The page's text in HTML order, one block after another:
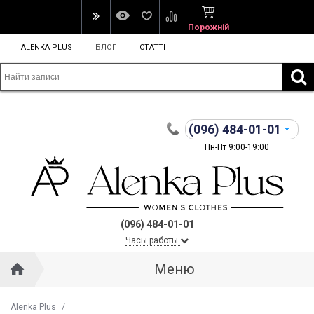
Порожній
ALENKA PLUS БЛОГ СТАТТІ
(096) 484-01-01
Пн-Пт 9:00-19:00
(096) 484-01-01
Часы работы
Меню
Alenka Plus /